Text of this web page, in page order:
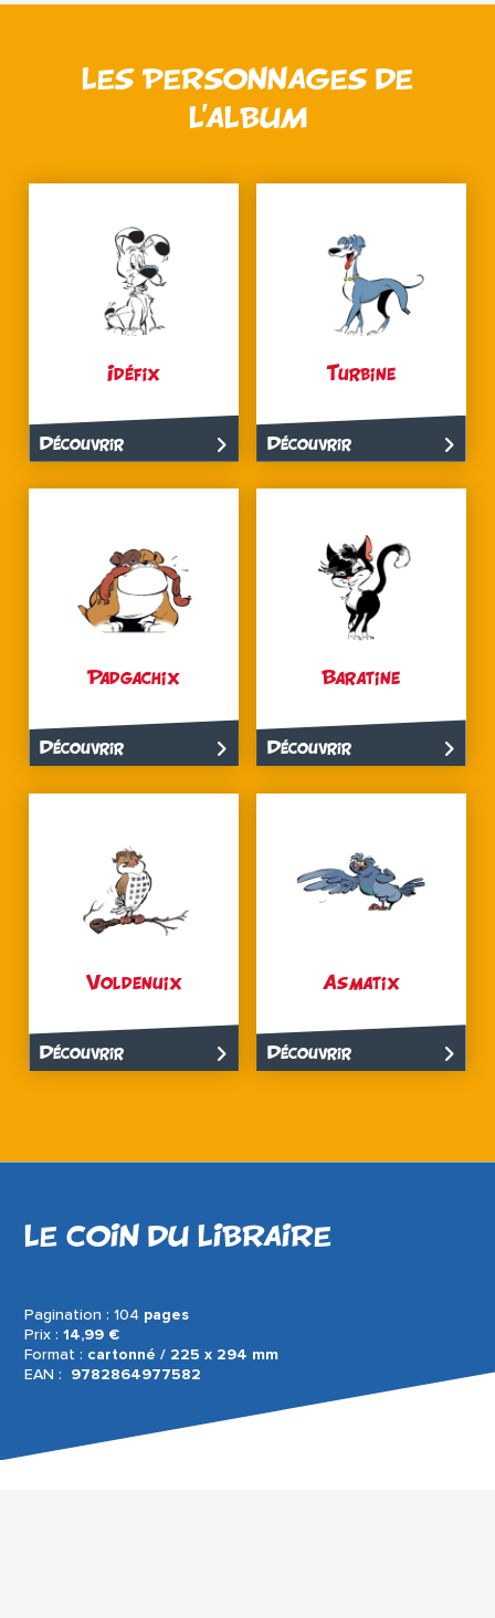
LES PERSONNAGES DE
L’ALBUM
Idéfix
Découvrir
Turbine
Découvrir
Padgachix
Découvrir
Baratine
Découvrir
Voldenuix
Découvrir
Asmatix
Découvrir
LE COIN DU LIBRAIRE
Pagination : 104 pages
Prix : 14,99 €
Format : cartonné / 225 x 294 mm
EAN : ‎ 9782864977582